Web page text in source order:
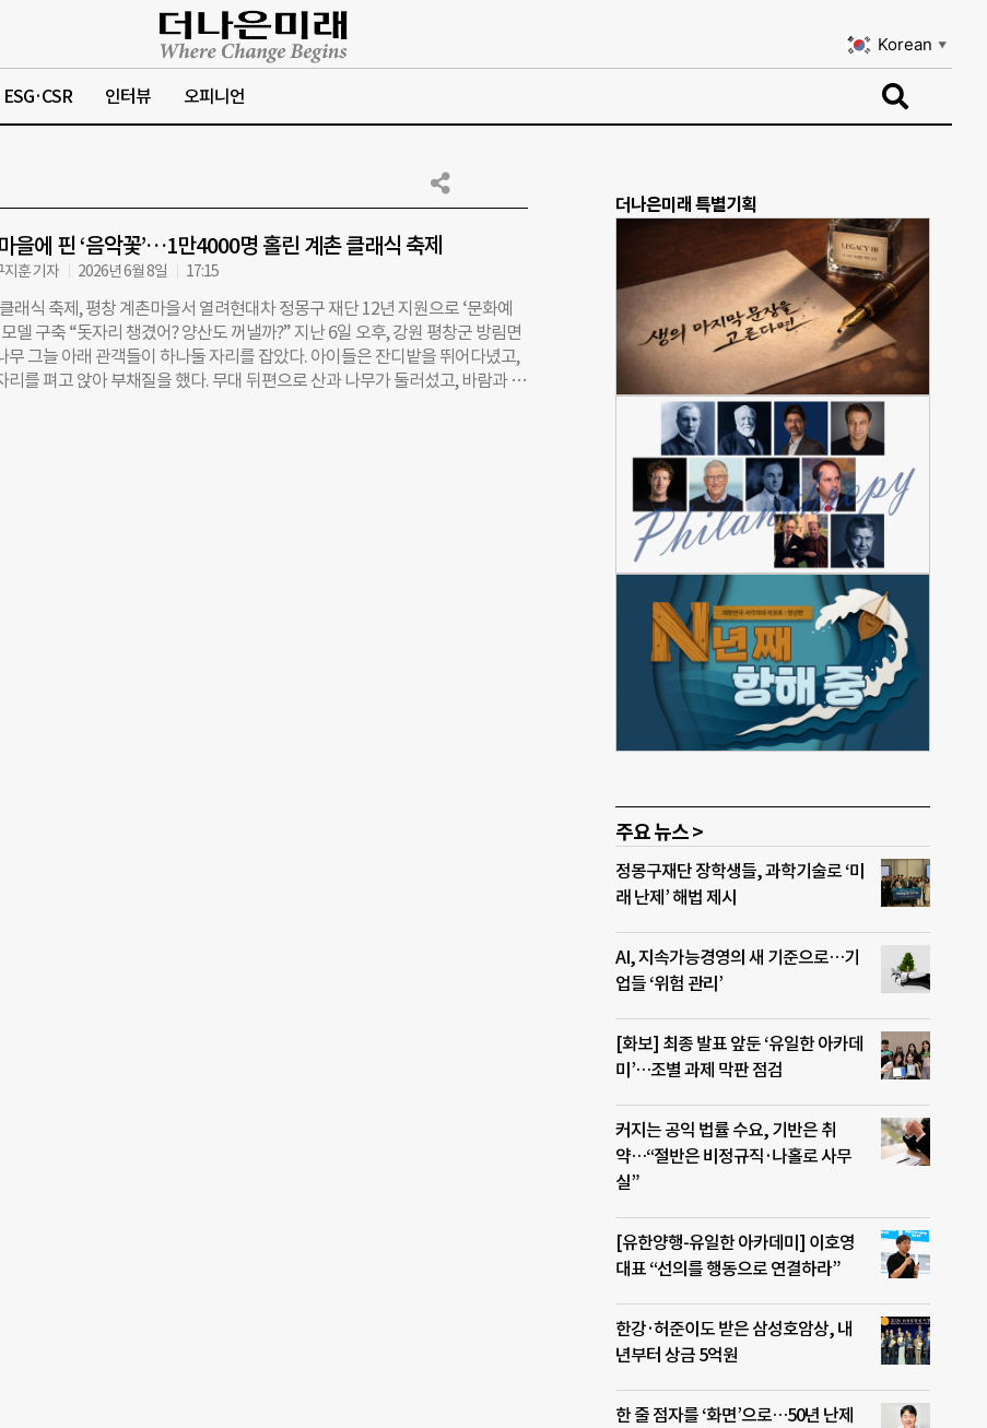
Korean ▼
ESG·CSR 인터뷰 오피니언
을에 핀 ‘음악꽃’…1만4000명 홀린 계촌 클래식 축제
지훈 기자 2026년 6월 8일 17:15
래식 축제, 평창 계촌마을서 열려현대차 정몽구 재단 12년 지원으로 ‘문화예
델 구축 “돗자리 챙겼어? 양산도 꺼낼까?” 지난 6일 오후, 강원 평창군 방림면
무 그늘 아래 관객들이 하나둘 자리를 잡았다. 아이들은 잔디밭을 뛰어다녔고,
리를 펴고 앉아 부채질을 했다. 무대 뒤편으로 산과 나무가 둘러섰고, 바람과 새
더나은미래 특별기획
주요 뉴스 >
정몽구재단 장학생들, 과학기술로 ‘미
래 난제’ 해법 제시
AI, 지속가능경영의 새 기준으로…기
업들 ‘위험 관리’
[화보] 최종 발표 앞둔 ‘유일한 아카데
미’…조별 과제 막판 점검
커지는 공익 법률 수요, 기반은 취
약…“절반은 비정규직·나홀로 사무
실”
[유한양행-유일한 아카데미] 이호영
대표 “선의를 행동으로 연결하라”
한강·허준이도 받은 삼성호암상, 내
년부터 상금 5억원
한 줄 점자를 ‘화면’으로…50년 난제